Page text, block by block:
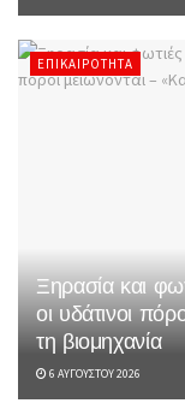
ΕΠΙΚΑΙΡΌΤΗΤΑ
Ξηρασία και
οι υδάτινοι
τη βιομηχανία
6 ΑΥΓΟΎΣΤΟΥ 2026